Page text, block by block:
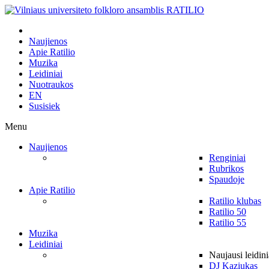
Naujienos
Apie Ratilio
Muzika
Leidiniai
Nuotraukos
EN
Susisiek
Menu
Naujienos
Renginiai
Rubrikos
Spaudoje
Apie Ratilio
Ratilio klubas
Ratilio 50
Ratilio 55
Muzika
Leidiniai
Naujausi
DJ Kaziukas